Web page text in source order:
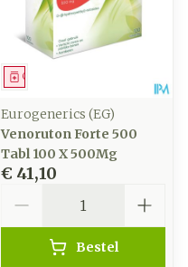
Geneesmiddel
Eurogenerics (EG)
Venoruton Forte 500
Tabl 100 X 500Mg
€ 41,10
Bestel